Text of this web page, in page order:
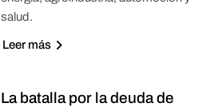
salud.
Leer más
La batalla por la deuda de